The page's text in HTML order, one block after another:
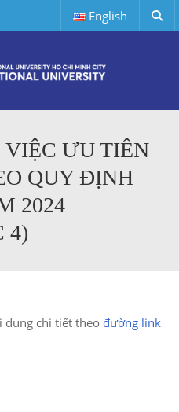
English
VIỆC ƯU TIÊN
QUY ĐỊNH
2024
4)
dung chi tiết theo đường link